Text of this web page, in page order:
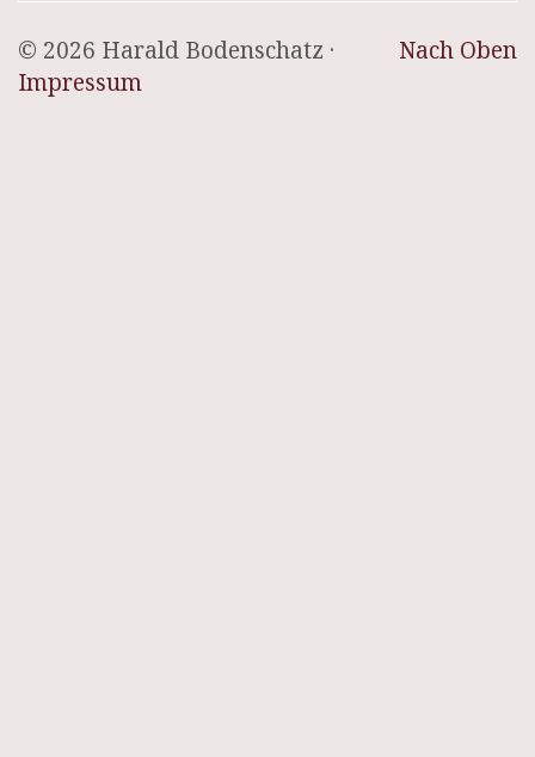
Nach Oben
© 2026 Harald Bodenschatz ·
Impressum